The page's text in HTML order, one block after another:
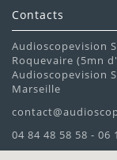
Contacts
Audioscopevision
Roquevaire (5mn
Audioscopevision
Marseille
04 84 48 58 58 - 06